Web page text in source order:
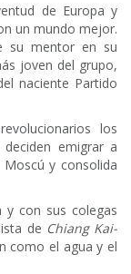
de Europa y
un mundo mejor.
su mentor en su
joven del grupo,
naciente Partido
los
emigrar a
Moscú y consolida
y con sus colegas
de Chiang Kai-
como el agua y el